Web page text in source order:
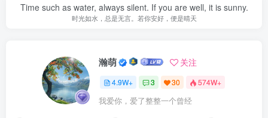
Time such as water, always silent. If you are well, it is sunny.
时光如水，总是无言。若你安好，便是晴天
瀚萌 关注
4.9W+ 3 30 574W+
我爱你，爱了整整一个曾经